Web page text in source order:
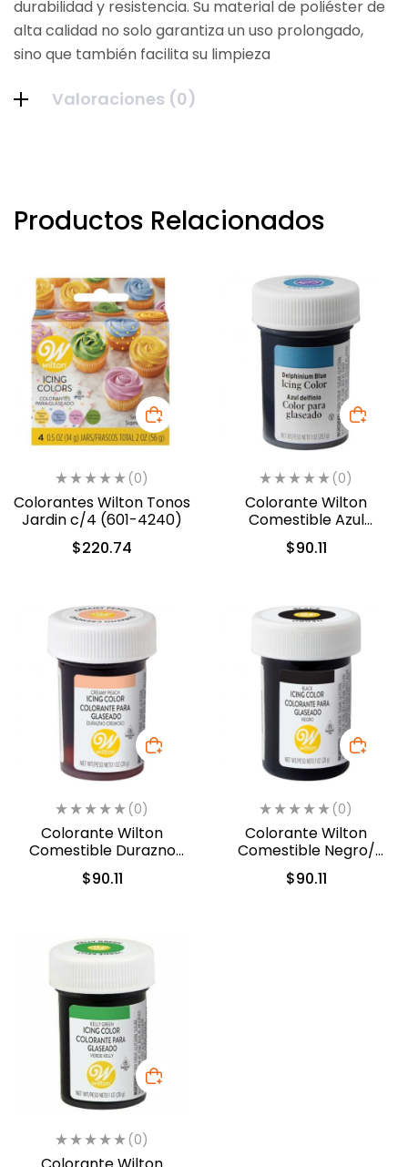
durabilidad y resistencia. Su material de poliéster de
alta calidad no solo garantiza un uso prolongado,
sino que también facilita su limpieza
Valoraciones (0)
Productos Relacionados
(0)
Colorantes Wilton Tonos
Jardin c/4 (601-4240)
$220.74
(0)
Colorante Wilton
Comestible Azul
Delfin/Delphinium Blue
28.3gr. (610-228)
$90.11
(0)
Colorante Wilton
Comestible Durazno
Cremoso/Creamy
Peach 28.3gr. (610-210)
$90.11
(0)
Colorante Wilton
Comestible Negro/
Black 28.3gr. (04-0-
0037)
$90.11
(0)